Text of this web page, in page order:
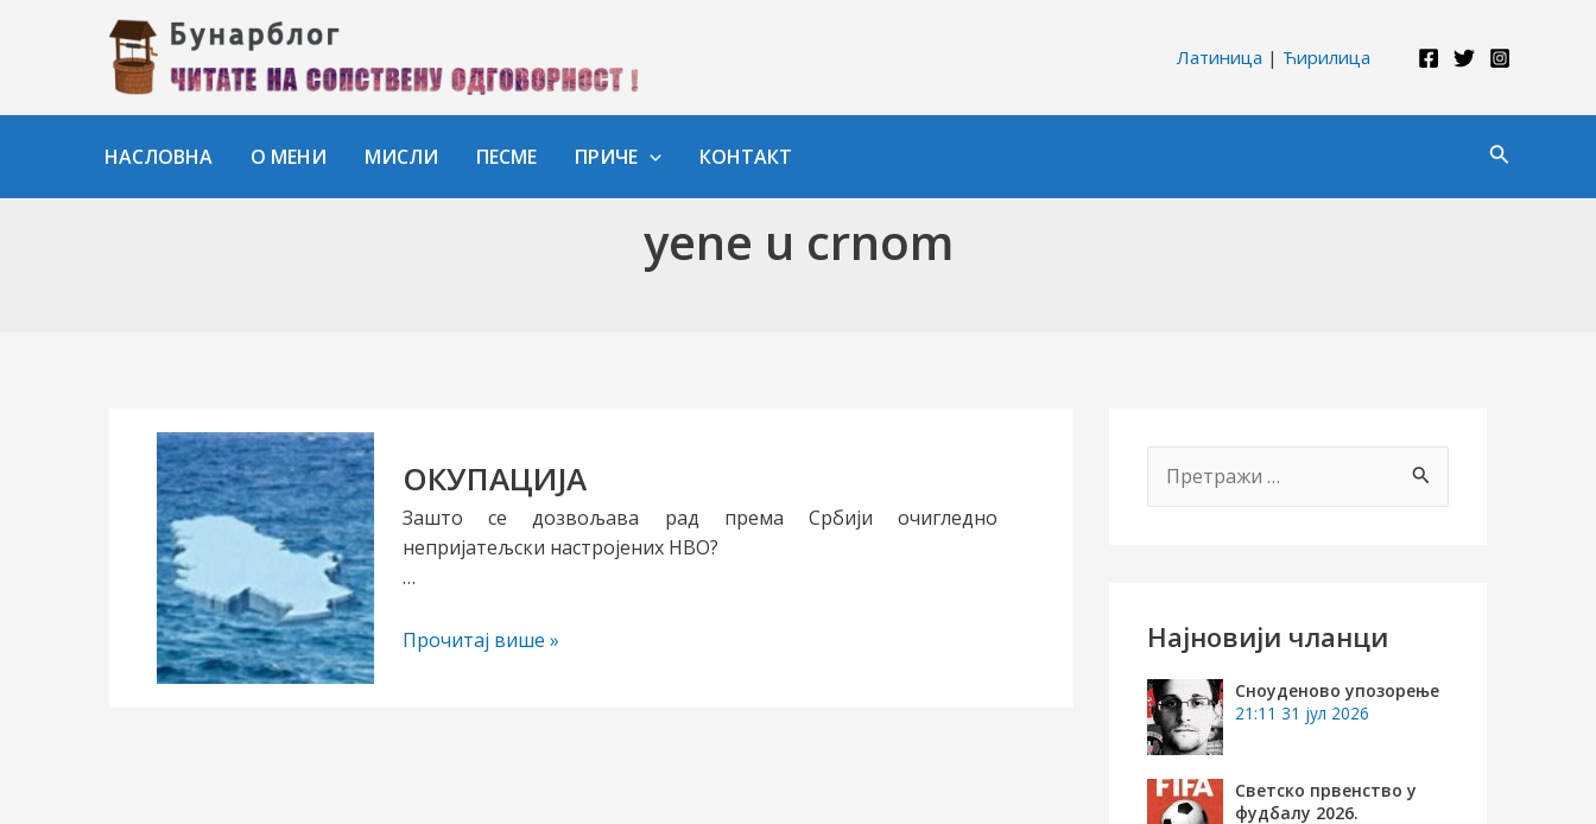
Латиница | Ћирилица
НАСЛОВНА О МЕНИ МИСЛИ ПЕСМЕ ПРИЧЕ КОНТАКТ Претрага
yene u crnom
ОКУПАЦИЈА
Зашто се дозвољава рад према Србији очигледно
непријатељски настројених НВО?
…
ОКУПАЦИЈА
Прочитај више »
р
а
г
а
а
Најновији чланци
Сноуденово упозорење
21:11 31 јул 2026
Светско првенство у
фудбалу 2026.